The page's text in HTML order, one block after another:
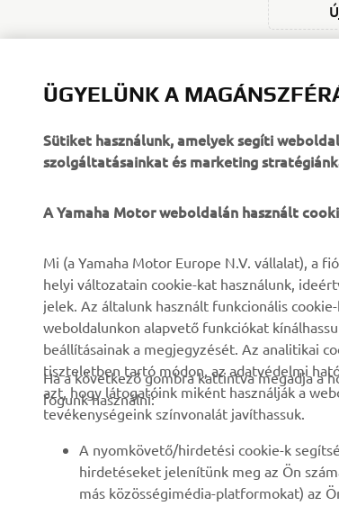
Rólunk
Hírek és Promóciók
Sajtó
Munka a Yamahánál
Legyen kereskedő
eBike rendszerek
Hatóságok
Gyors beavatkozók
Motoros iskola
Robotics
Partnerségek
ÜGYELÜNK A
Sütiket használunk, amelyek segíti
szolgáltatásainkat és marketing
A Yamaha Motor weboldalán használt
Mi (a Yamaha Motor Europe N.V. vállalat), a
helyi változatain cookie-kat használunk,
jelek. Az általunk használt funkcionális
weboldalunkon alapvető funkciókat
beállításainak a megjegyzését. Az analitikai
tiszteletben tartó módon, az adatvédelmi
azt, hogy látogatóink miként használják a
tevékenységeink színvonalát javíthassuk.
Ha a következő gombra kattintva megadja a
fogunk használni:
A nyomkövető/hirdetési cookie-k
hirdetéseket jelenítünk meg az Ön
más közösségimédia-platformokat) az